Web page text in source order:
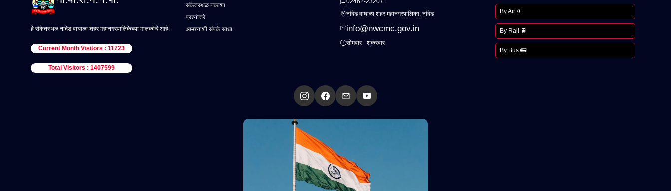
हे संकेतस्थळ नांदेड वाघाळा शहर महानगरपालिकेच्या मालकीचे आहे.
Current Month Visitors : 11723
Total Visitors : 1407599
संकेतस्थळ नकाशा
प्रश्नोत्तरे
आमच्याशी संपर्क साधा
नांदेड वाघाळा शहर महानगरपालिका, नांदेड
info@nwcmc.gov.in
सोमवार - शुक्रवार
By Air ✈
By Rail 🚆
By Bus 🚌